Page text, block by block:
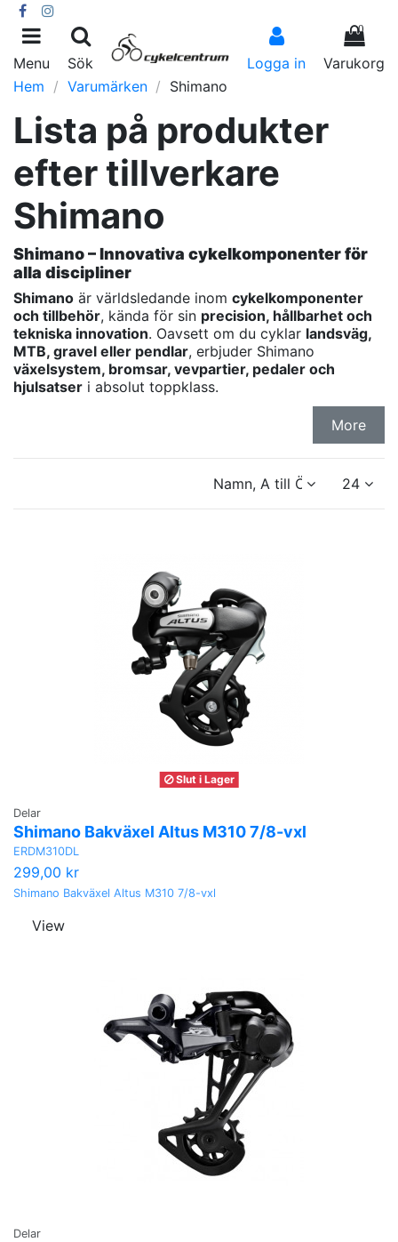
Menu Sök Logga in
0
Varukorg
Hem
Varumärken Shimano
Lista på produkter
efter tillverkare
Shimano
Shimano – Innovativa cykelkomponenter för
alla discipliner
Shimano är världsledande inom cykelkomponenter
och tillbehör, kända för sin precision, hållbarhet och
tekniska innovation. Oavsett om du cyklar landsväg,
MTB, gravel eller pendlar, erbjuder Shimano
växelsystem, bromsar, vevpartier, pedaler och
hjulsatser i absolut toppklass.
More
Namn, A till Ö 24
Slut i Lager
Delar
Shimano Bakväxel Altus M310 7/8-vxl
ERDM310DL
299,00 kr
Shimano Bakväxel Altus M310 7/8-vxl
View
Delar